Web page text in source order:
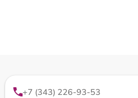
+7 (343) 226-93-53